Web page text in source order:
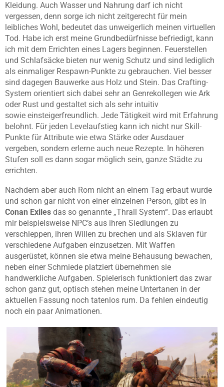
Kleidung. Auch Wasser und Nahrung darf ich nicht
vergessen, denn sorge ich nicht zeitgerecht für mein
leibliches Wohl, bedeutet das unweigerlich meinen virtuellen
Tod. Habe ich erst meine Grundbedürfnisse befriedigt, kann
ich mit dem Errichten eines Lagers beginnen. Feuerstellen
und Schlafsäcke bieten nur wenig Schutz und sind lediglich
als einmaliger Respawn-Punkte zu gebrauchen. Viel besser
sind dagegen Bauwerke aus Holz und Stein. Das Crafting-
System orientiert sich dabei sehr an Genrekollegen wie Ark
oder Rust und gestaltet sich als sehr intuitiv
sowie einsteigerfreundlich. Jede Tätigkeit wird mit Erfahrung
belohnt. Für jeden Levelaufstieg kann ich nicht nur Skill-
Punkte für Attribute wie etwa Stärke oder Ausdauer
vergeben, sondern erlerne auch neue Rezepte. In höheren
Stufen soll es dann sogar möglich sein, ganze Städte zu
errichten.
Nachdem aber auch Rom nicht an einem Tag erbaut wurde
und schon gar nicht von einer einzelnen Person, gibt es in
Conan Exiles das so genannte „Thrall System“. Das erlaubt
mir beispielsweise NPC’s aus ihren Siedlungen zu
verschleppen, ihren Willen zu brechen und als Sklaven für
verschiedene Aufgaben einzusetzen. Mit Waffen
ausgerüstet, können sie etwa meine Behausung bewachen,
neben einer Schmiede platziert übernehmen sie
handwerkliche Aufgaben. Spielerisch funktioniert das zwar
schon ganz gut, optisch stehen meine Untertanen in der
aktuellen Fassung noch tatenlos rum. Da fehlen eindeutig
noch ein paar Animationen.